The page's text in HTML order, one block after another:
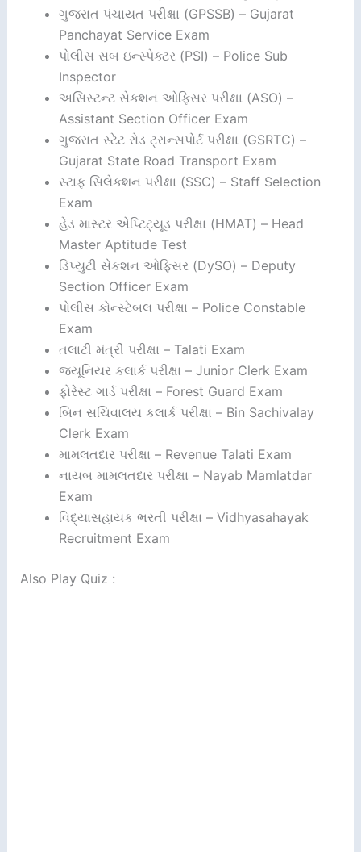
ગુજરાત પંચાયત પરીક્ષા (GPSSB) – Gujarat
Panchayat Service Exam
પોલીસ સબ ઇન્સ્પેક્ટર (PSI) – Police Sub
Inspector
અસિસ્ટન્ટ સેકશન ઓફિસર પરીક્ષા (ASO) –
Assistant Section Officer Exam
ગુજરાત સ્ટેટ રોડ ટ્રાન્સપોર્ટ પરીક્ષા (GSRTC) –
Gujarat State Road Transport Exam
સ્ટાફ સિલેકશન પરીક્ષા (SSC) – Staff Selection
Exam
હેડ માસ્ટર એપ્ટિટ્યૂડ પરીક્ષા (HMAT) – Head
Master Aptitude Test
ડિપ્યુટી સેકશન ઓફિસર (DySO) – Deputy
Section Officer Exam
પોલીસ કોન્સ્ટેબલ પરીક્ષા – Police Constable
Exam
તલાટી મંત્રી પરીક્ષા – Talati Exam
જ્યૂનિયર કલાર્ક પરીક્ષા – Junior Clerk Exam
ફોરેસ્ટ ગાર્ડ પરીક્ષા – Forest Guard Exam
બિન સચિવાલય કલાર્ક પરીક્ષા – Bin Sachivalay
Clerk Exam
મામલતદાર પરીક્ષા – Revenue Talati Exam
નાયબ મામલતદાર પરીક્ષા – Nayab Mamlatdar
Exam
વિદ્યાસહાયક ભરતી પરીક્ષા – Vidhyasahayak
Recruitment Exam
Also Play Quiz :